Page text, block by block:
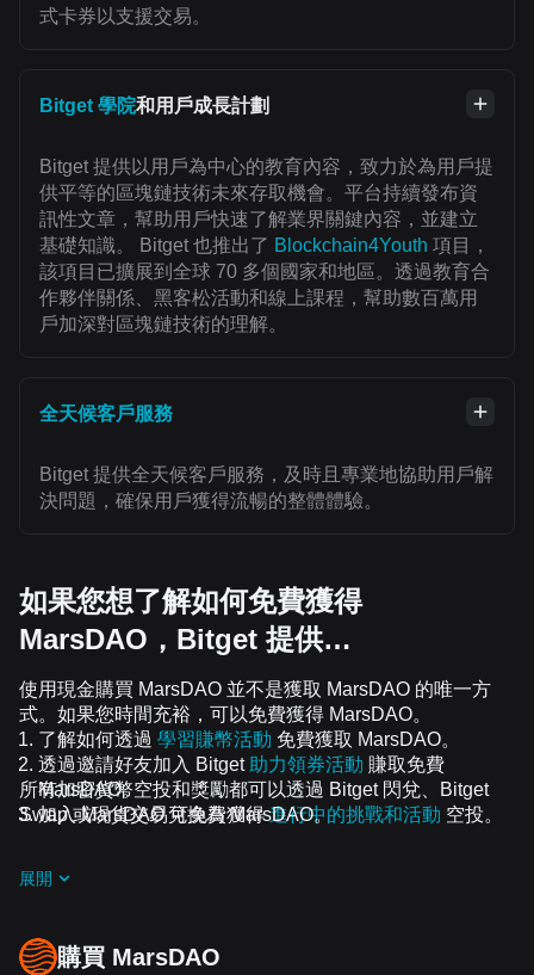
式卡券以支援交易。
Bitget 學院和用戶成長計劃
Bitget 提供以用戶為中心的教育內容，致力於為用戶提
供平等的區塊鏈技術未來存取機會。平台持續發布資
訊性文章，幫助用戶快速了解業界關鍵內容，並建立
基礎知識。 Bitget 也推出了 Blockchain4Youth 項目，
該項目已擴展到全球 70 多個國家和地區。透過教育合
作夥伴關係、黑客松活動和線上課程，幫助數百萬用
戶加深對區塊鏈技術的理解。
全天候客戶服務
Bitget 提供全天候客戶服務，及時且專業地協助用戶解
決問題，確保用戶獲得流暢的整體體驗。
如果您想了解如何免費獲得
MarsDAO，Bitget 提供…
使用現金購買 MarsDAO 並不是獲取 MarsDAO 的唯一方
式。如果您時間充裕，可以免費獲得 MarsDAO。
了解如何透過 學習賺幣活動 免費獲取 MarsDAO。
透過邀請好友加入 Bitget 助力領券活動 賺取免費
MarsDAO。
加入 MarsDAO 可免費獲得進行中的挑戰和活動 空投。
所有加密貨幣空投和獎勵都可以透過 Bitget 閃兌、Bitget
Swap 或現貨交易兌換為 MarsDAO。
展開
購買 MarsDAO